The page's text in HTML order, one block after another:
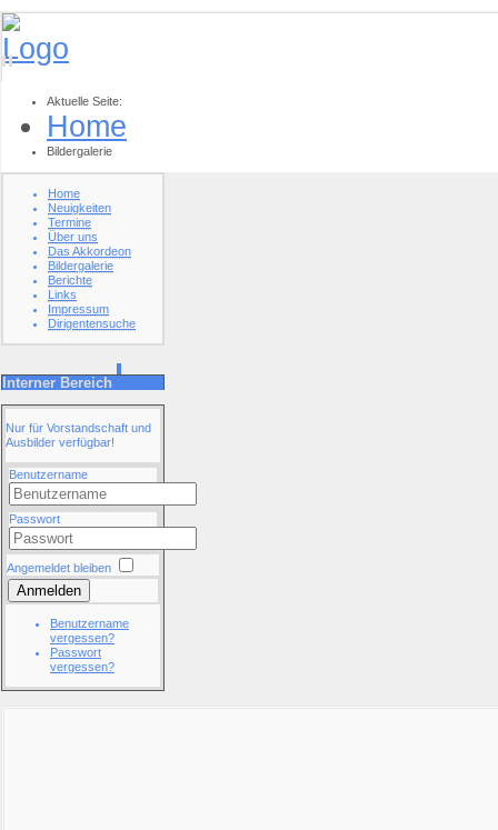
Aktuelle Seite:
Home
Bildergalerie
Home
Neuigkeiten
Termine
Über uns
Das Akkordeon
Bildergalerie
Berichte
Links
Impressum
Dirigentensuche
Interner Bereich
Nur für Vorstandschaft und
Ausbilder verfügbar!
Benutzername
Passwort
Angemeldet bleiben
Anmelden
Benutzername
vergessen?
Passwort
vergessen?